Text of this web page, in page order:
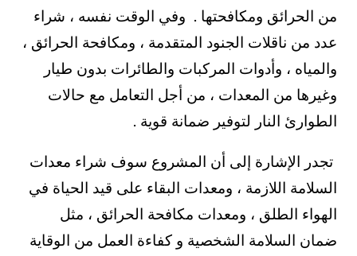
من الحرائق ومكافحتها . وفي الوقت نفسه ، شراء
عدد من ناقلات الجنود المتقدمة ، ومكافحة الحرائق ،
والمياه ، وأدوات المركبات والطائرات بدون طيار
وغيرها من المعدات ، من أجل التعامل مع حالات
الطوارئ النار لتوفير ضمانة قوية .
تجدر الإشارة إلى أن المشروع سوف شراء معدات
السلامة اللازمة ، ومعدات البقاء على قيد الحياة في
الهواء الطلق ، ومعدات مكافحة الحرائق ، مثل
ضمان السلامة الشخصية و كفاءة العمل من الوقاية